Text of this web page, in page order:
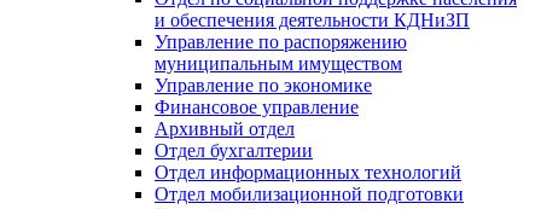
и обеспечения деятельности КДНиЗП
Управление по распоряжению
муниципальным имуществом
Управление по экономике
Финансовое управление
Архивный отдел
Отдел бухгалтерии
Отдел информационных технологий
Отдел мобилизационной подготовки